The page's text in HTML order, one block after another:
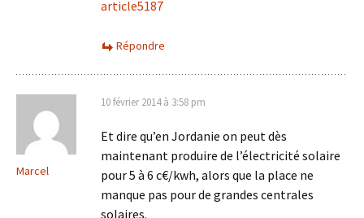
article5187
Répondre
Marcel
10 février 2014 à 3:58 pm
Et dire qu’en Jordanie on peut dès
maintenant produire de l’électricité solaire
pour 5 à 6 c€/kwh, alors que la place ne
manque pas pour de grandes centrales
solaires.